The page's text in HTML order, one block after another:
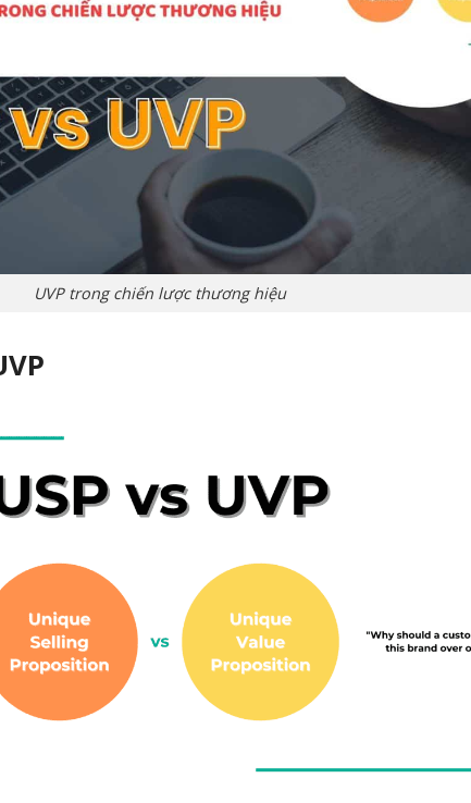
UVP trong chiến lược thương hiệu